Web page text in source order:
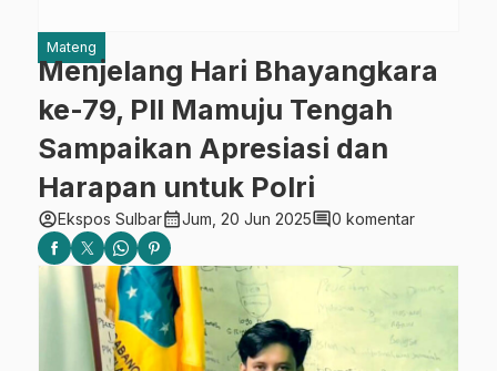
Mateng
Menjelang Hari Bhayangkara
ke-79, PII Mamuju Tengah
Sampaikan Apresiasi dan
Harapan untuk Polri
account_circleEkspos Sulbarcalendar_monthJum, 20 Jun 2025comment0 komentar